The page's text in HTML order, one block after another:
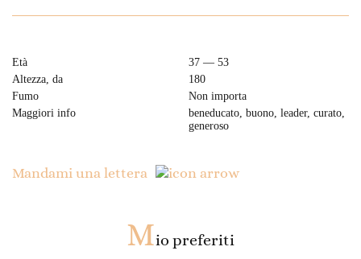
Età
37 — 53
Altezza, da
180
Fumo
Non importa
Maggiori info
beneducato, buono, leader, curato,
generoso
Mandami una lettera
Mio preferiti